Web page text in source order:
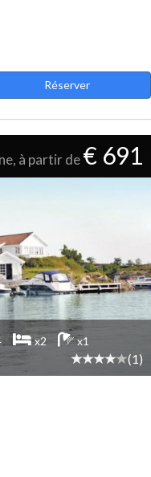
Réserver
à partir de€ 691
x2 x1
(1)